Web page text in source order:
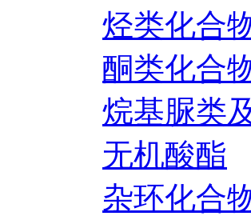
烃类化合
酮类化合
烷基脲类
无机酸酯
杂环化合